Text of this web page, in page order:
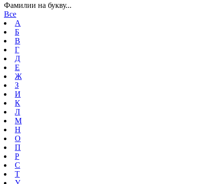
Фамилии на букву...
Все
А
Б
В
Г
Д
Е
Ж
З
И
К
Л
М
Н
О
П
Р
С
Т